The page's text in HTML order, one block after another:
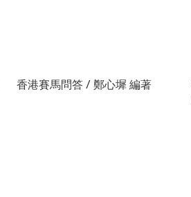
香港賽馬問答 / 鄭心墀 編著